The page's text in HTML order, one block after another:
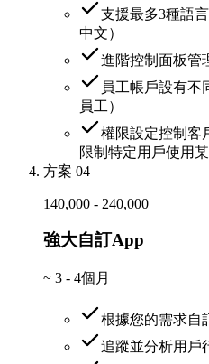
支援最多3種語
中文）
進階控制面板管
員工帳戶設有不
員工）
權限設定控制客
限制特定用戶使用某
方案 04
140,000 - 240,000
強大自訂App
~ 3 - 4個月
根據您的需求自
追蹤並分析用戶